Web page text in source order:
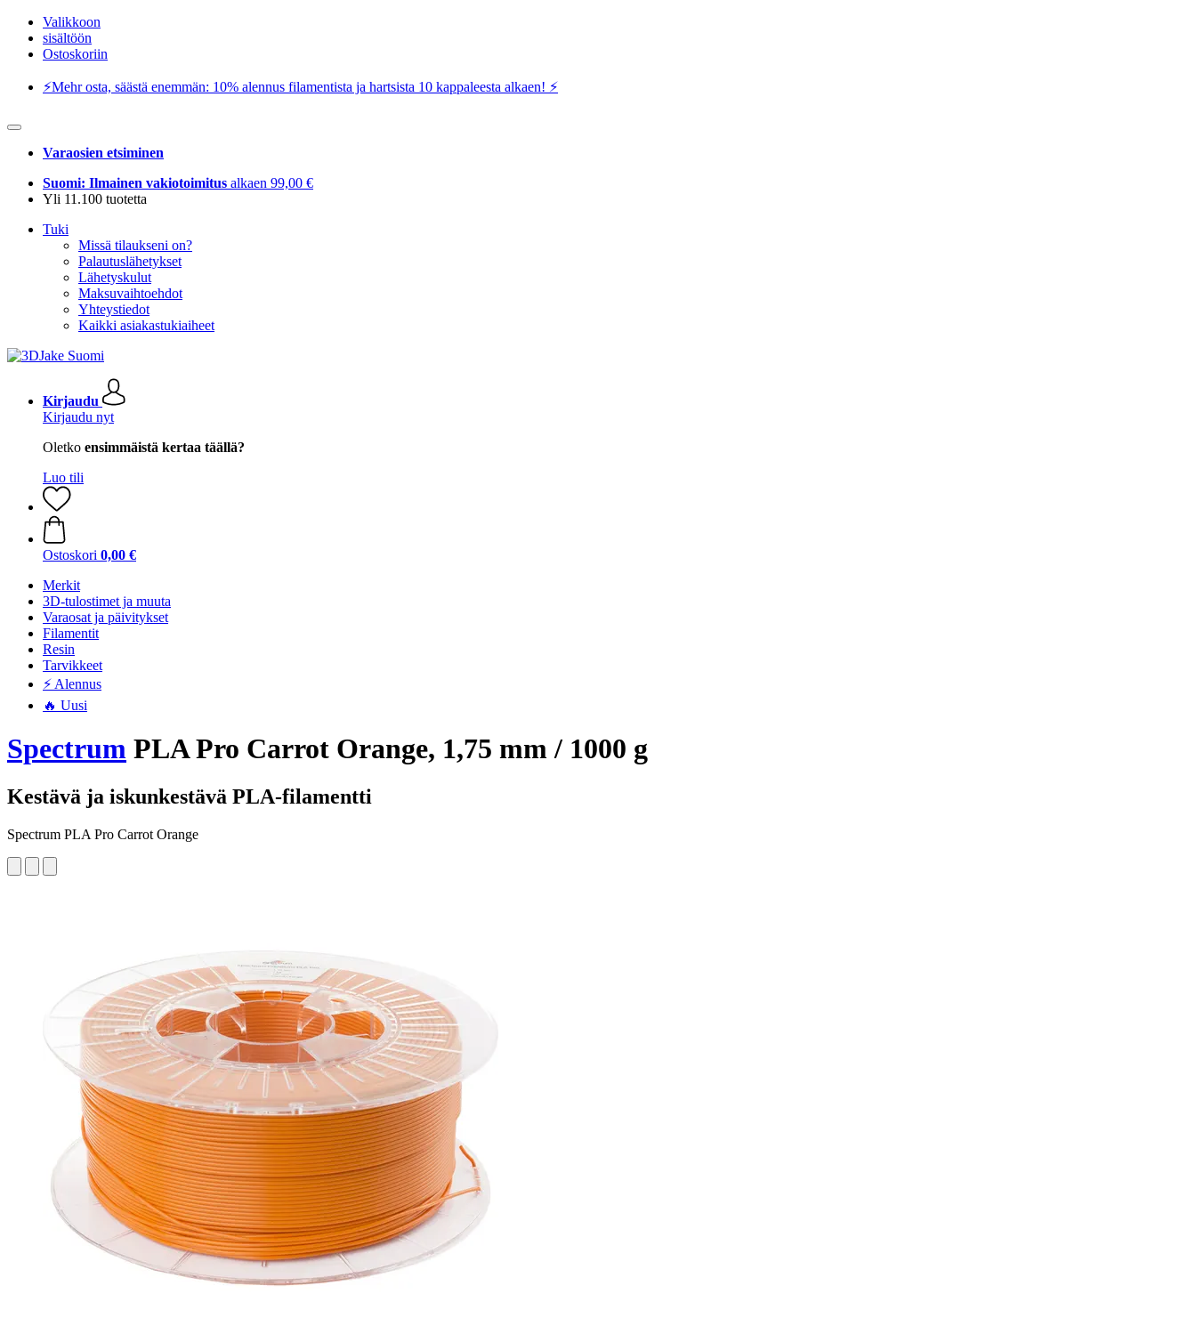
Valikkoon
sisältöön
Ostoskoriin
⚡️Mehr osta, säästä enemmän: 10% alennus filamentista ja hartsista 10 kappaleesta alkaen! ⚡️
Varaosien etsiminen
Suomi: Ilmainen vakiotoimitus alkaen 99,00 €
Yli 11.100 tuotetta
Tuki
Missä tilaukseni on?
Palautuslähetykset
Lähetyskulut
Maksuvaihtoehdot
Yhteystiedot
Kaikki asiakastukiaiheet
Kirjaudu
Kirjaudu nyt
Oletko ensimmäistä kertaa täällä?
Luo tili
Ostoskori 0,00 €
Merkit
3D-tulostimet ja muuta
Varaosat ja päivitykset
Filamentit
Resin
Tarvikkeet
⚡ Alennus
🔥 Uusi
Spectrum PLA Pro Carrot Orange, 1,75 mm / 1000 g
Kestävä ja iskunkestävä PLA-filamentti
Spectrum PLA Pro Carrot Orange